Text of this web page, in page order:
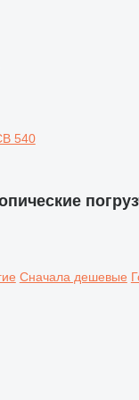
540
Сначала дешевые